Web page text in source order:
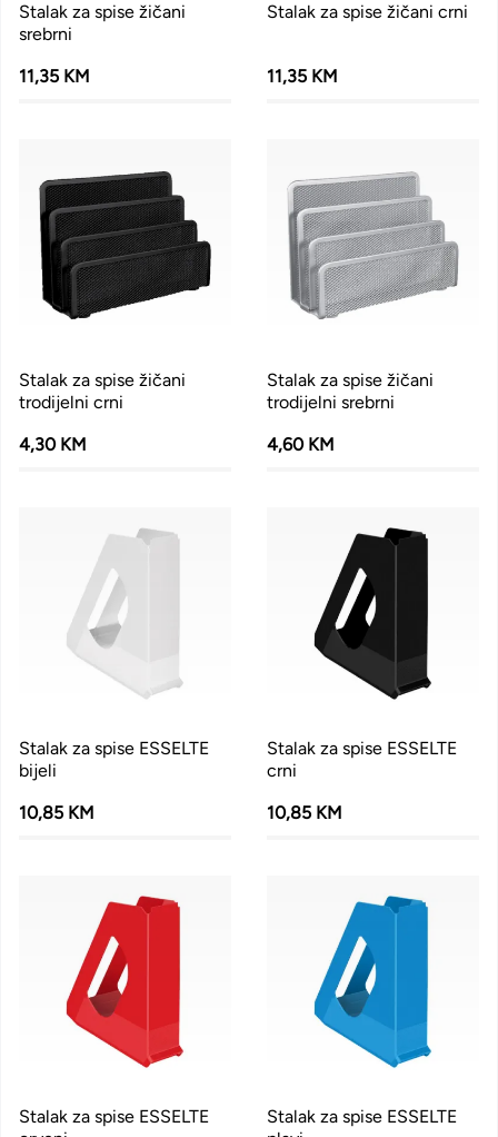
Stalak za spise žičani
srebrni
11,35 KM
Stalak za spise žičani crni
11,35 KM
Stalak za spise žičani
trodijelni crni
4,30 KM
Stalak za spise žičani
trodijelni srebrni
4,60 KM
Stalak za spise ESSELTE
bijeli
10,85 KM
Stalak za spise ESSELTE
crni
10,85 KM
Stalak za spise ESSELTE
Stalak za spise ESSELTE